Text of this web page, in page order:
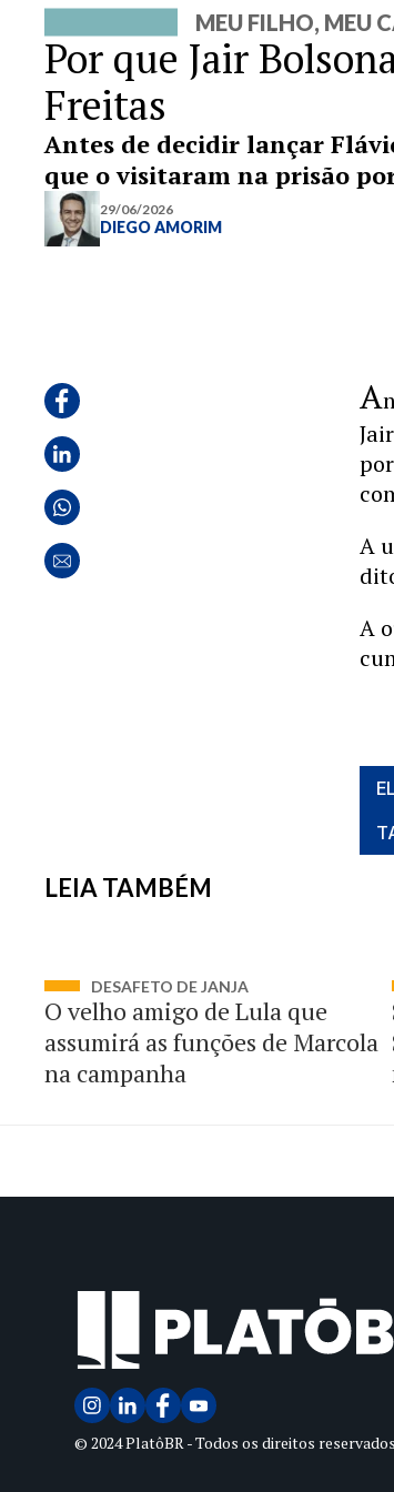
MEU FILHO, MEU
Por que Jair
Freitas
Antes de decidir lançar
que o visitaram na prisão
29/06/2026
DIEGO AMORIM
A
A
A
LEIA TAMBÉM
DESAFETO DE JANJA
O velho amigo de Lula que
assumirá as funções de Marcola
na campanha
© 2024 PlatôBR - Todos os direitos reservados